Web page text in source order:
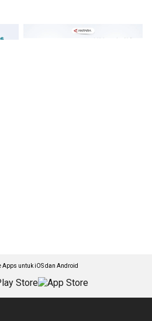
Apps untuk iOS dan Android